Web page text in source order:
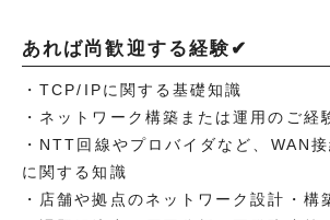
あれば尚歓迎する経験✔
・TCP/IPに関する基礎知識
・ネットワーク構築または運用のご経
・NTT回線やプロバイダなど、WAN接
に関する知識
・店舗や拠点のネットワーク設計・構